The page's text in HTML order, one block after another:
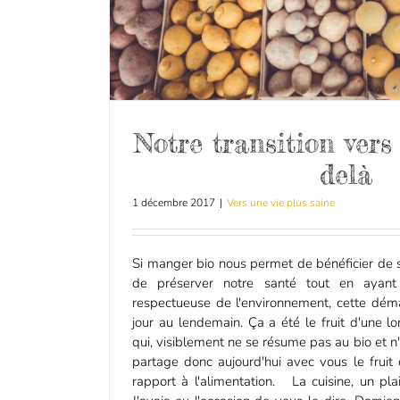
Notre transition
delà
1 décembre 2017 | Vers une vie plus saine
Si manger bio nous permet de bénéficier de
de préserver notre santé tout en ayant
respectueuse de l'environnement, cette
jour au lendemain. Ça a été le fruit d'une
qui, visiblement ne se résume pas au bio et
partage donc aujourd'hui avec vous le
rapport à l'alimentation. La cuisine, un